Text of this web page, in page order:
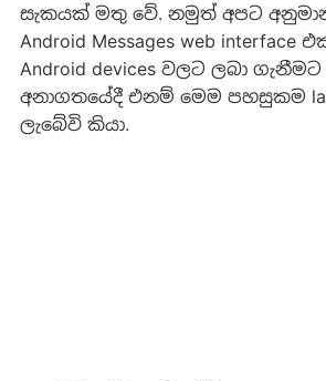
සැකයක් මතු වේ. නමුත් අපට
Android Messages web
Android devices වලට ලබා
අනාගතයේදී එනම් මෙම පහසුකම
ලැබේවි කියා.